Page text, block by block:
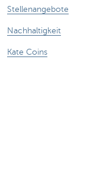
Stellenangebote
Nachhaltigkeit
Kate Coins